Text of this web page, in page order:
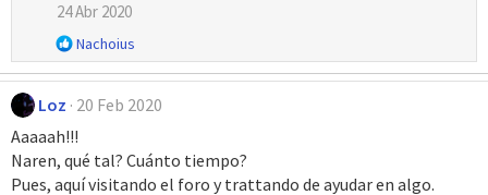
24 Abr 2020
R
e
a
c
i
o
n
Nachoius
Loz 20 Feb 2020
Aaaaah!!!
Naren, qué tal? Cuánto tiempo?
Pues, aquí visitando el foro y trattando de ayudar en algo.